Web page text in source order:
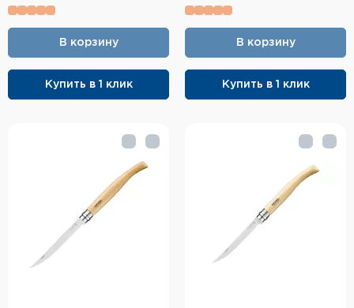
В корзину
Купить в 1 клик
В корзину
Купить в 1 клик